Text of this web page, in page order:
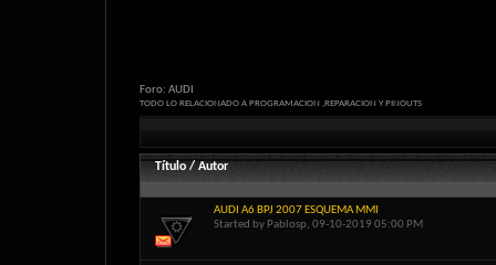
Foro: AUDI
TODO LO RELACIONADO A PROGRAMACION ,REPARACION Y PINOUTS
Título / Autor
AUDI A6 BPJ 2007 ESQUEMA MMI
Started by Pablosp, 09-10-2019 05:00 PM